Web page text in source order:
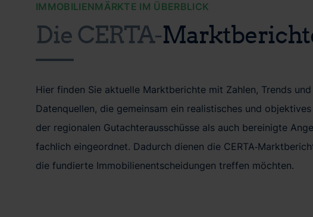
IMMOBILIENMÄRKTE IM ÜBERBLICK
Die CERTA-
Hier finden Sie aktuelle Marktberichte mit Zahlen, Trends
Datenquellen, die gemeinsam ein realistisches und
der regionalen Gutachterausschüsse als auch bereinigte
fachlich eingeordnet. Dadurch dienen die
die fundierte Immobilienentscheidungen treffen möchten.